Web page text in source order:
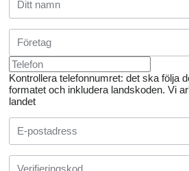
Kontrollera telefonnumret: det ska följa
formatet och inkludera landskoden. Vi
landet